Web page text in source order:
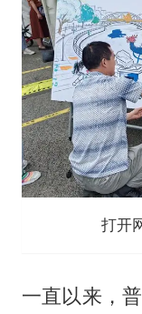
打开
一直以来，